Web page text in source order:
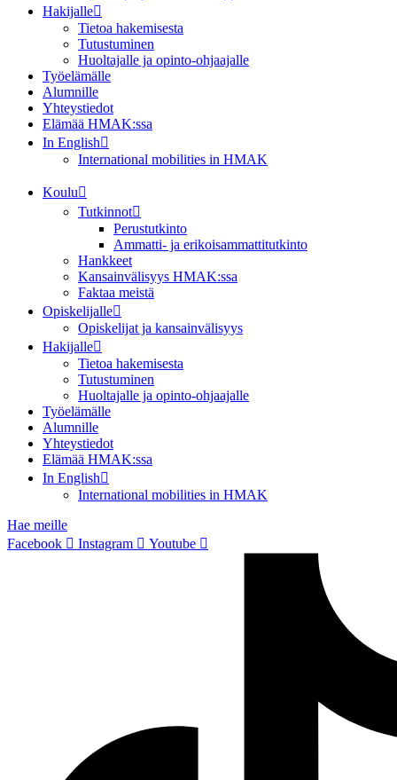
Hakijalle
Tietoa hakemisesta
Tutustuminen
Huoltajalle ja opinto-ohjaajalle
Työelämälle
Alumnille
Yhteystiedot
Elämää HMAK:ssa
In English
International mobilities in HMAK
Koulu
Tutkinnot
Perustutkinto
Ammatti- ja erikoisammattitutkinto
Hankkeet
Kansainvälisyys HMAK:ssa
Faktaa meistä
Opiskelijalle
Opiskelijat ja kansainvälisyys
Hakijalle
Tietoa hakemisesta
Tutustuminen
Huoltajalle ja opinto-ohjaajalle
Työelämälle
Alumnille
Yhteystiedot
Elämää HMAK:ssa
In English
International mobilities in HMAK
Hae meille
Facebook
Instagram Youtube